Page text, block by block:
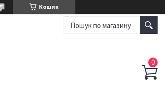
Кошик